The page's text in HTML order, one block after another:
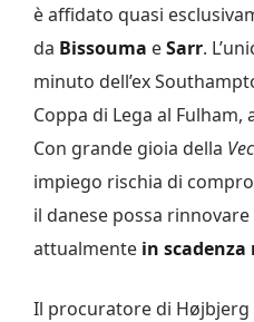
è affidato quasi
da Bissouma eSarr.
minuto dell’ex
Coppa di Lega al
Con grande gioia della
impiego rischia di
il danese possa
attualmente in scadenza
Il procuratore di